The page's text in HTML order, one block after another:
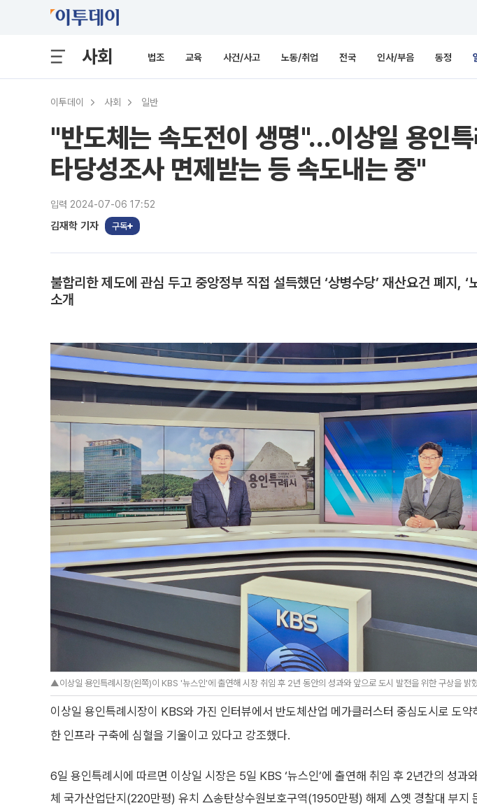
사회 법조 교육 사건/사고 노동/취업 전국 인사/부음 동정
이투데이 사회 일반
"반도체는 속도전이 생명"...이상일 용인
타당성조사 면제받는 등 속도내는 중"
입력 2024-07-06 17:52
김재학 기자 구독
불합리한 제도에 관심 두고 중앙정부 직접 설득했던 ‘상병수당’ 재산요건 폐지, ‘
소개
▲이상일 용인특례시장(왼쪽)이 KBS '뉴스인'에 출연해 시장 취임 후 2년 동안의 성과와 앞으로 도시 발전을 위한 구상을 밝
이상일 용인특례시장이 KBS와 가진 인터뷰에서 반도체산업 메가클러스터 중심도시로 도
한 인프라 구축에 심혈을 기울이고 있다고 강조했다.
6일 용인특례시에 따르면 이상일 시장은 5일 KBS ‘뉴스인’에 출연해 취임 후 2년간의 성
체 국가산업단지(220만평) 유치 △송탄상수원보호구역(1950만평) 해제 △옛 경찰대 부지